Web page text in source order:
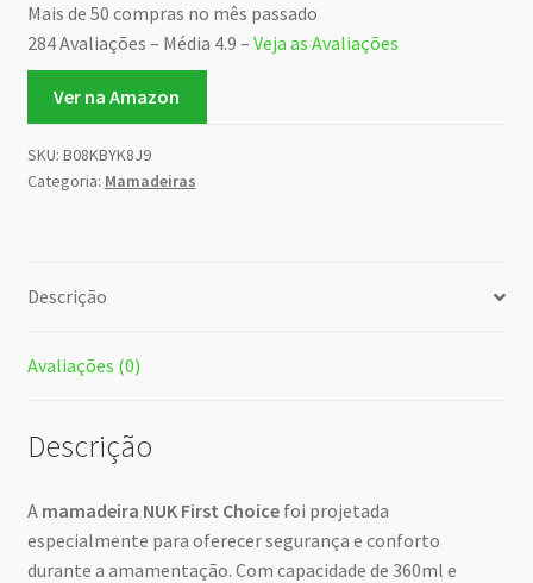
Mais de 50 compras no mês passado
284 Avaliações – Média 4.9 – Veja as Avaliações
Ver na Amazon
SKU: B08KBYK8J9
Categoria: Mamadeiras
Descrição
Avaliações (0)
Descrição
A mamadeira NUK First Choicefoi projetada
especialmente para oferecer segurança e conforto
durante a amamentação. Com capacidade de 360ml e